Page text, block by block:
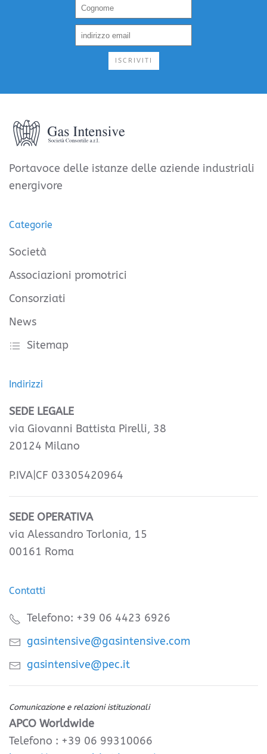
ISCRIVITI
Portavoce delle istanze delle aziende industriali
energivore
Categorie
Società
Associazioni promotrici
Consorziati
News
Sitemap
Indirizzi
SEDE LEGALE
via Giovanni Battista Pirelli, 38
20124 Milano
P.IVA|CF 03305420964
SEDE OPERATIVA
via Alessandro Torlonia, 15
00161 Roma
Contatti
Telefono: +39 06 4423 6926
gasintensive@gasintensive.com
gasintensive@pec.it
Comunicazione e relazioni istituzionali
APCO Worldwide
Telefono : +39 06 99310066